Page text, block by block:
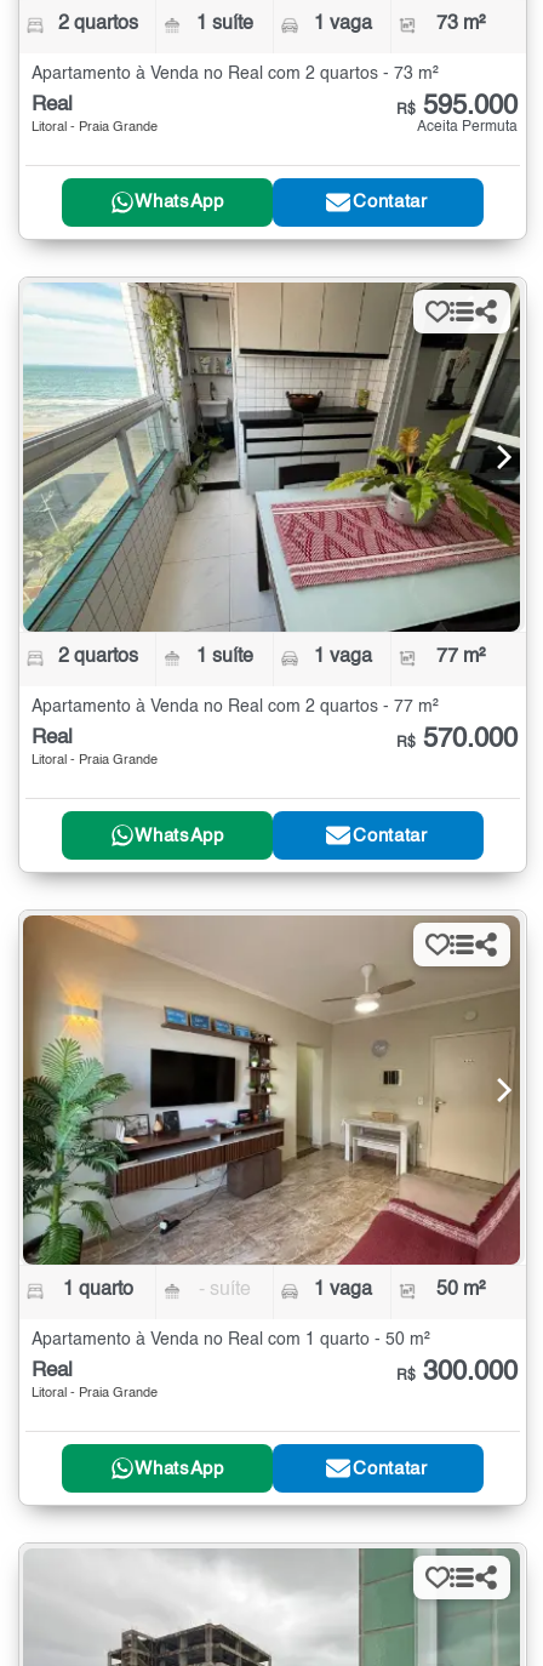
2 quartos 1 suíte 1 vaga 73 m²
Apartamento à Venda no Real com 2 quartos - 73 m²
Real
Litoral - Praia Grande
R$ 595.000
Aceita Permuta
WhatsApp Contatar
2 quartos 1 suíte 1 vaga 77 m²
Apartamento à Venda no Real com 2 quartos - 77 m²
Real
Litoral - Praia Grande
R$ 570.000
WhatsApp Contatar
1 quarto - suíte 1 vaga 50 m²
Apartamento à Venda no Real com 1 quarto - 50 m²
Real
Litoral - Praia Grande
R$ 300.000
WhatsApp Contatar